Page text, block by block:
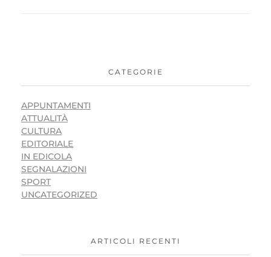
CATEGORIE
APPUNTAMENTI
ATTUALITÀ
CULTURA
EDITORIALE
IN EDICOLA
SEGNALAZIONI
SPORT
UNCATEGORIZED
ARTICOLI RECENTI